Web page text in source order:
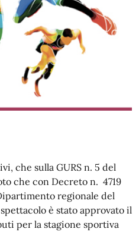
che sulla GURS n. 5 del
che con Decreto n. 4719
regionale del
è stato approvato il
per la stagione sportiva